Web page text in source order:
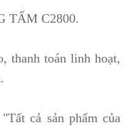
TẤM C2800.
toán linh hoạt,
cả sản phẩm của